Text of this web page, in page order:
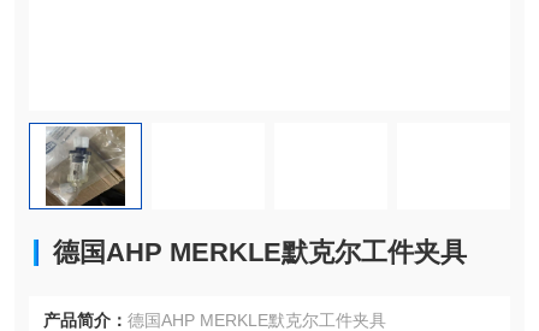
德国AHP MERKLE默克尔工件夹具
产品简介： 德国AHP MERKLE默克尔工件夹具